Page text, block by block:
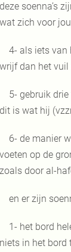
deze soenna’s
wat zich voor
4- als iets van
wrijf dan het vuil
5- gebruik
dit is wat hij
6- de manier
voeten op de
zoals door al-
en er zijn
1- het bord
niets in het bord